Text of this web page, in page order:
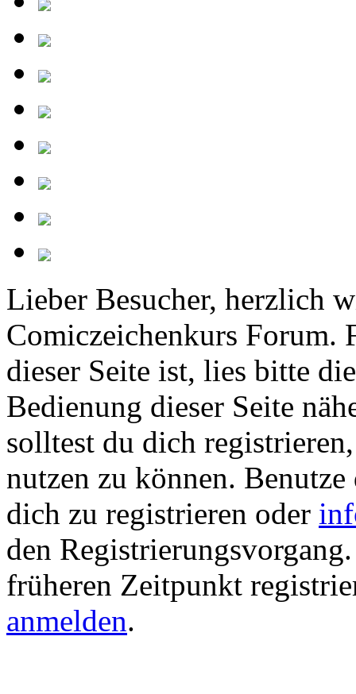
Lieber Besucher, herzlich
Comiczeichenkurs Forum.
dieser Seite ist, lies bitte
Bedienung dieser Seite
solltest du dich
nutzen zu können.
dich zu registrieren oder
den
früheren Zeitpunkt
anmelden.